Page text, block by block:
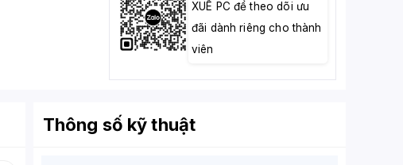
XUÊ PC để theo dõi ưu
đãi dành riêng cho thành
viên
Thông số kỹ thuật